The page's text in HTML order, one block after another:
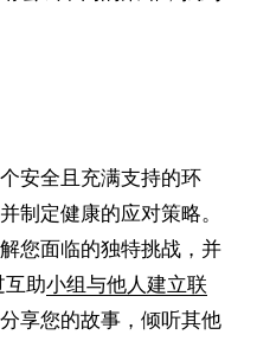
安全且充满支持的环
制定健康的应对策略。
您面临的独特挑战，并
互助小组与他人建立联
享您的故事，倾听其他